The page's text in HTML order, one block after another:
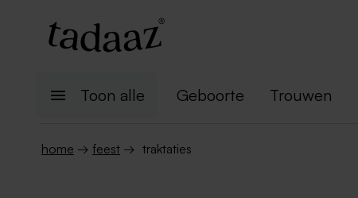
Toon alle Geboorte Trouwen
home → feest → traktaties